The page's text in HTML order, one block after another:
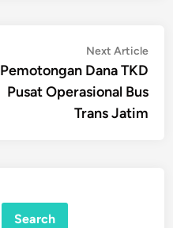
Next Article
Pemotongan Dana TKD
Pusat Operasional Bus
Trans Jatim
Search